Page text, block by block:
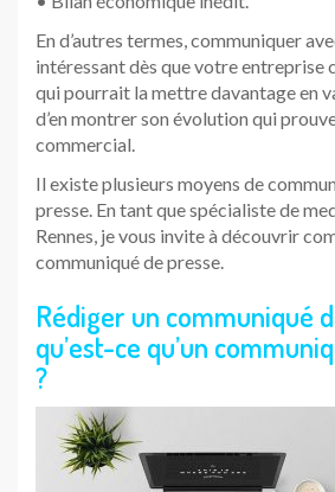
En d’autres termes, communiquer
intéressant dès que votre entreprise
qui pourrait la mettre davantage en
d’en montrer son évolution qui
commercial.
Il existe plusieurs moyens de
presse. En tant que spécialiste de
Rennes, je vous invite à découvrir
communiqué de presse.
Rédiger un communiqué
qu’est-ce qu’un
?